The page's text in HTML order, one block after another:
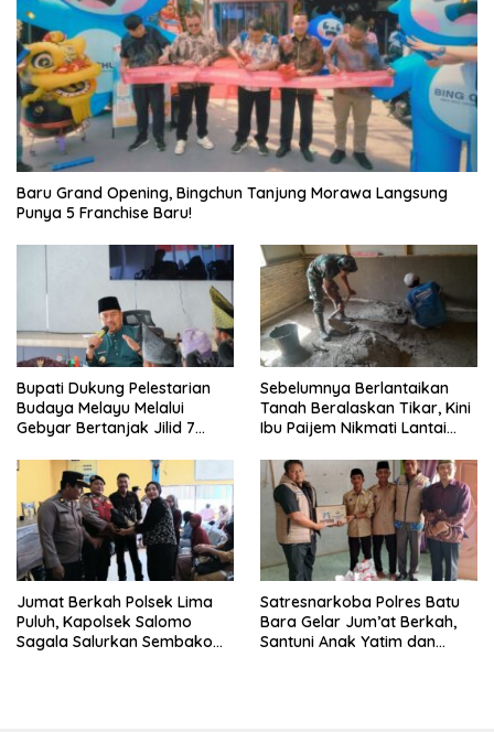
‎Baru Grand Opening, Bingchun Tanjung Morawa Langsung
Punya 5 Franchise Baru!
Bupati Dukung Pelestarian
Budaya Melayu Melalui
Gebyar Bertanjak Jilid 7
Sebelumnya Berlantaikan
Tanah Beralaskan Tikar, Kini
Ibu Paijem Nikmati Lantai
Satgas TMMD Ke-129 Kodim
0208/Asahan
Jumat Berkah Polsek Lima
Puluh, Kapolsek Salomo
Sagala Salurkan Sembako
Satresnarkoba Polres Batu
Bara Gelar Jum’at Berkah,
Santuni Anak Yatim dan